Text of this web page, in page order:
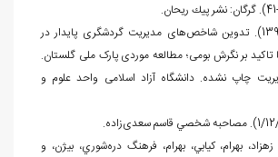
های مدیریت گردشگری پایدار در
تاکید بر نگرش بومی؛ مطالعه موردی پارک ملی گلستان.
چاپ نشده. دانشگاه آزاد اسلامی واحد علوم و
زاده.
بهرام، كيابي، بهرام، فرهنگ درهشوري، بيژن، و